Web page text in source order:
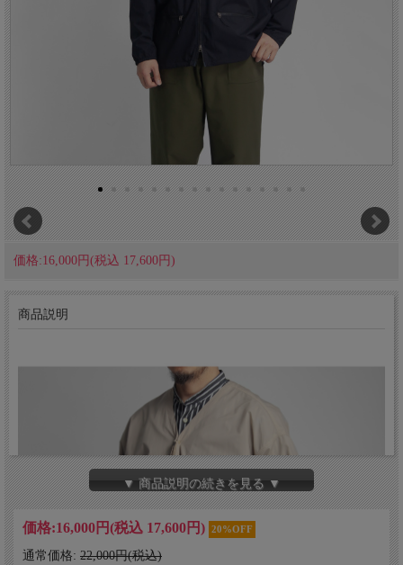
価格:16,000円(税込 17,600円)
商品説明
▼ 商品説明の続きを見る ▼
価格:16,000円(税込 17,600円) 20%OFF
通常価格: 22,000円(税込)